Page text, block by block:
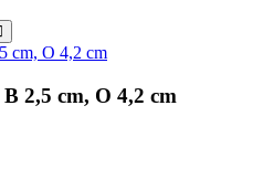
2,5 cm, O 4,2 cm